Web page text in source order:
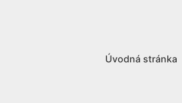
Úvodná stránka